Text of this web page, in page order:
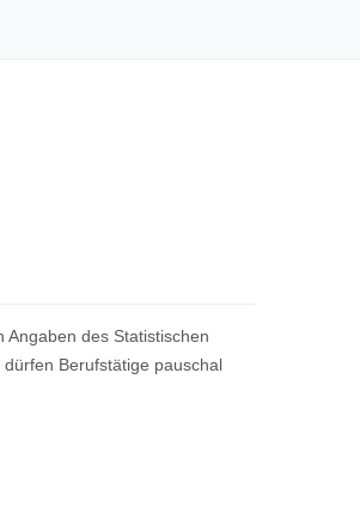
des Statistischen
Berufstätige pauschal